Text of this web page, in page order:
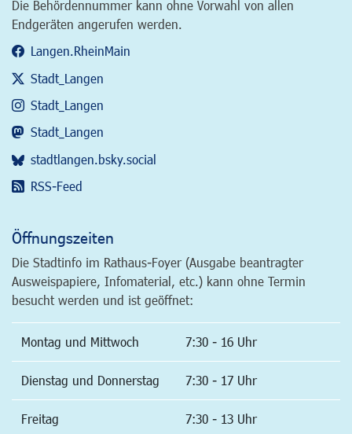
Die Behördennummer kann ohne Vorwahl von allen
Endgeräten angerufen werden.
Langen.RheinMain
Stadt_Langen
Stadt_Langen
Stadt_Langen
stadtlangen.bsky.social
RSS-Feed
Öffnungszeiten
Die Stadtinfo im Rathaus-Foyer (Ausgabe beantragter
Ausweispapiere, Infomaterial, etc.) kann ohne Termin
besucht werden und ist geöffnet:
Montag und Mittwoch 7:30 - 16 Uhr
Dienstag und Donnerstag 7:30 - 17 Uhr
Freitag 7:30 - 13 Uhr